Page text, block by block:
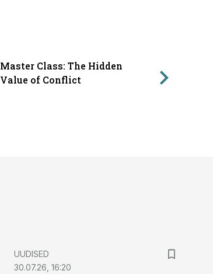
Master Class: The Hidden
Value of Conflict
UUDISED
30.07.26, 16:20